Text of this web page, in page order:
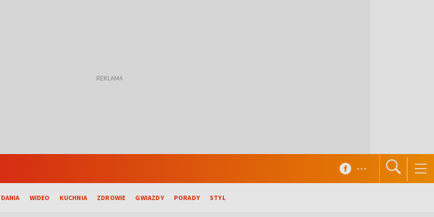
WIDEO KUCHNIA ZDROWIE GWIAZDY PORADY STYL
...